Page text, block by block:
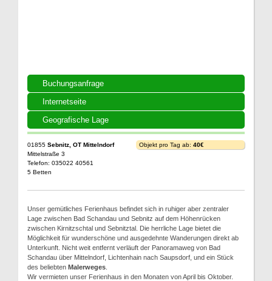
Buchungsanfrage
Internetseite
Geografische Lage
01855 Sebnitz, OT Mittelndorf
Mittelstraße 3
Telefon: 035022 40561
5 Betten
Objekt pro Tag ab: 40€
Unser gemütliches Ferienhaus befindet sich in ruhiger aber zentraler
Lage zwischen Bad Schandau und Sebnitz auf dem Höhenrücken
zwischen Kirnitzschtal und Sebnitztal. Die herrliche Lage bietet die
Möglichkeit für wunderschöne und ausgedehnte Wanderungen direkt ab
Unterkunft. Nicht weit entfernt verläuft der Panoramaweg von Bad
Schandau über Mittelndorf, Lichtenhain nach Saupsdorf, und ein Stück
des beliebten Malerweges
Wir vermieten unser Ferienhaus in den Monaten von April bis Oktober.